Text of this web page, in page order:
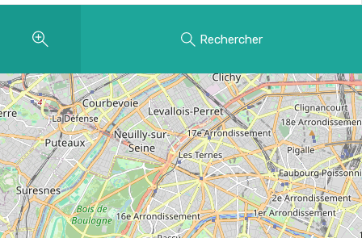
Rechercher